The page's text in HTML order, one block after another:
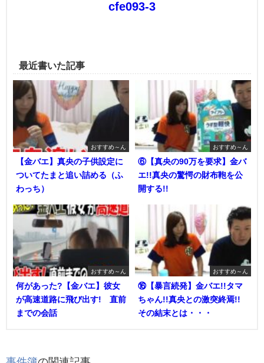
cfe093-3
最近書いた記事
おすすめ～ん
【金バエ】真央の子供設定に
ついてたまと追い詰める（ふ
わっち）
おすすめ～ん
⑥【真央の90万を要求】金バ
エ!!真央の驚愕の財布鞄を公
開する!!
おすすめ～ん
何があった?【金バエ】彼女
が高速道路に飛び出す! 直前
までの会話
おすすめ～ん
⑯【暴言続発】金バエ!!タマ
ちゃん!!真央との激突終焉!!
その結末とは・・・